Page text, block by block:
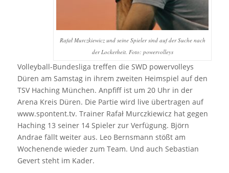
Rafał Murczkiewicz und seine Spieler sind auf der Suche nach
der Lockerheit. Foto: powervolleys
Volleyball-Bundesliga treffen die SWD powervolleys
Düren am Samstag in ihrem zweiten Heimspiel auf den
TSV Haching München. Anpfiff ist um 20 Uhr in der
Arena Kreis Düren. Die Partie wird live übertragen auf
www.spontent.tv. Trainer Rafał Murczkiewicz hat gegen
Haching 13 seiner 14 Spieler zur Verfügung. Björn
Andrae fällt weiter aus. Leo Bernsmann stößt am
Wochenende wieder zum Team. Und auch Sebastian
Gevert steht im Kader.